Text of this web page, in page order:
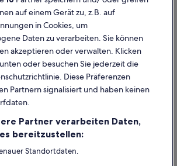
Melden von Inhalten
auf einem Gerät zu, z.B. auf
in Cookies, um
Daten zu verarbeiten. Sie können
akzeptieren oder verwalten. Klicken
oder besuchen Sie jederzeit die
Diese Präferenzen
Partnern signalisiert und haben keinen
Partner verarbeiten Daten,
bereitzustellen:
Standortdaten.